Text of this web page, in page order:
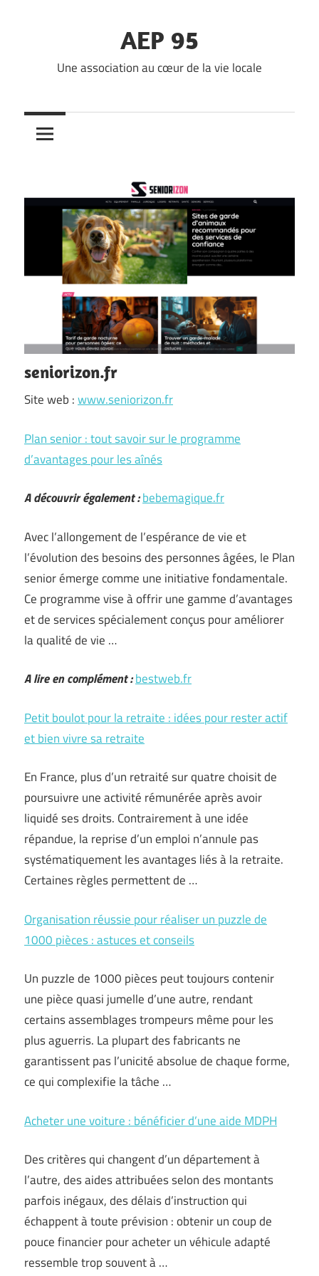
AEP 95
Une association au cœur de la vie locale
seniorizon.fr
Site web :www.seniorizon.fr
Plan senior : tout savoir sur le programme
d’avantages pour les aînés
A découvrir également :bebemagique.fr
Avec l’allongement de l’espérance de vie et
l’évolution des besoins des personnes âgées, le Plan
senior émerge comme une initiative fondamentale.
Ce programme vise à offrir une gamme d’avantages
et de services spécialement conçus pour améliorer
la qualité de vie …
A lire en complément :bestweb.fr
Petit boulot pour la retraite : idées pour rester actif
et bien vivre sa retraite
En France, plus d’un retraité sur quatre choisit de
poursuivre une activité rémunérée après avoir
liquidé ses droits. Contrairement à une idée
répandue, la reprise d’un emploi n’annule pas
systématiquement les avantages liés à la retraite.
Certaines règles permettent de …
Organisation réussie pour réaliser un puzzle de
1000 pièces : astuces et conseils
Un puzzle de 1000 pièces peut toujours contenir
une pièce quasi jumelle d’une autre, rendant
certains assemblages trompeurs même pour les
plus aguerris. La plupart des fabricants ne
garantissent pas l’unicité absolue de chaque forme,
ce qui complexifie la tâche …
Acheter une voiture : bénéficier d’une aide MDPH
Des critères qui changent d’un département à
l’autre, des aides attribuées selon des montants
parfois inégaux, des délais d’instruction qui
échappent à toute prévision : obtenir un coup de
pouce financier pour acheter un véhicule adapté
ressemble trop souvent à …